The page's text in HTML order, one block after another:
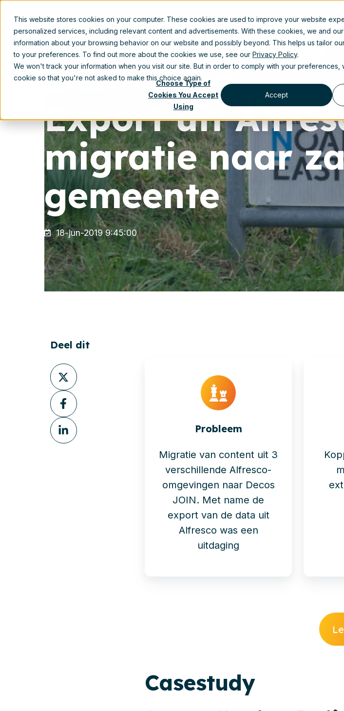
This website stores cookies on your computer. These cookies are used to improve your website
personalized services, including relevant content and advertisements. With these cookies, we and
information about your browsing behavior on our website and possibly beyond. This helps us tailor
to your preferences. To find out more about the cookies we use, see our Privacy Policy.
We won't track your information when you visit our site. But in order to comply with your preferences,
cookie so that you're not asked to make this choice again.
Choose Type of
Cookies You Accept
Using
Accept
Resources
Export uit
migratie naar
gemeente
18-jun-2019 9:45:00
Probleem
Migratie van content uit 3
verschillende Alfresco-
omgevingen naar Decos
JOIN. Met name de
export van de data uit
Alfresco was een
uitdaging
Casestudy
Deel dit
Deel
via
X
Deel
via
Facebook
Deel
via